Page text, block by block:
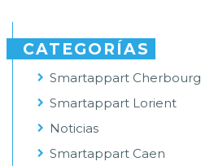
CATEGORÍAS
Smartappart Cherbourg
Smartappart Lorient
Noticias
Smartappart Caen